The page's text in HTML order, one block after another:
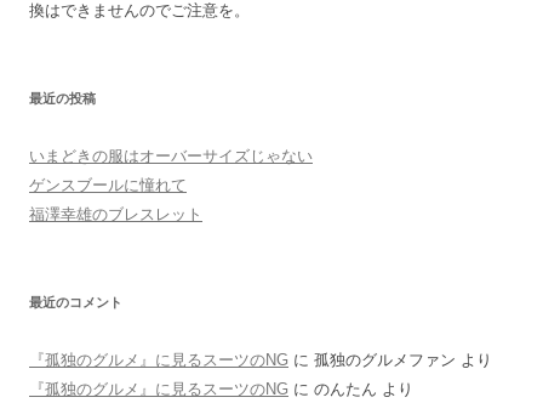
換はできませんのでご注意を。
最近の投稿
いまどきの服はオーバーサイズじゃない
ゲンスブールに憧れて
福澤幸雄のブレスレット
最近のコメント
『孤独のグルメ』に見るスーツのNG に 孤独のグルメファン より
『孤独のグルメ』に見るスーツのNG に のんたん より